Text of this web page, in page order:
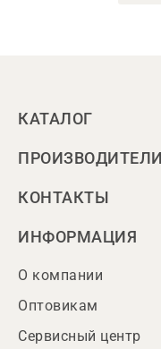
КАТАЛОГ
ПРОИЗВОДИТЕЛИ
КОНТАКТЫ
ИНФОРМАЦИЯ
О компании
Оптовикам
Сервисный центр